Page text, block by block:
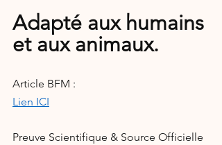
Adapté aux humains
et aux animaux.
Article BFM :
Lien ICI
Preuve Scientifique & Source Officielle